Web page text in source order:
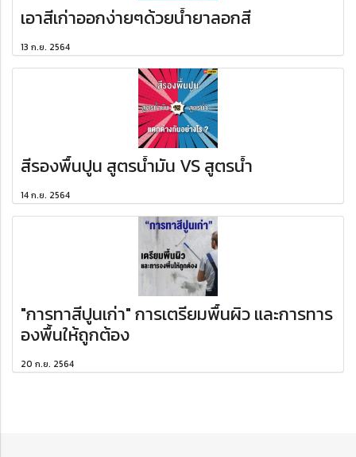
เอาสีเก่าออกง่ายๆด้วยน้ำยาลอกสี
13 ก.ย. 2564
สีรองพื้นปูน สูตรน้ำมัน VS สูตรน้ำ
14 ก.ย. 2564
"การทาสีปูนเก่า" การเตรียมพื้นผิว และการทาร
องพื้นให้ถูกต้อง
20 ก.ย. 2564